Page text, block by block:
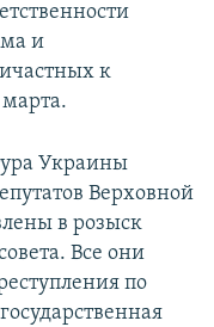
и
к
Украины
Верховной
в розыск
Все они
по